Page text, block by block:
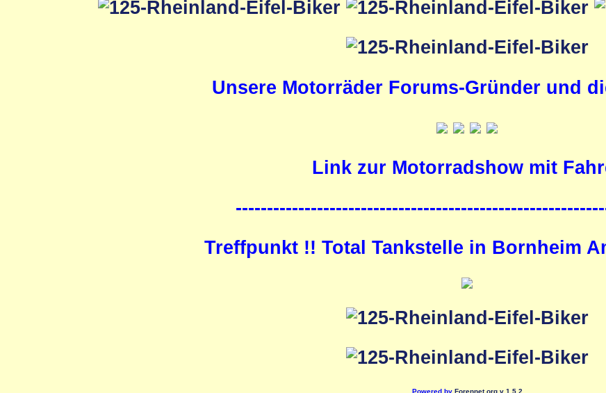
Unsere Motorräder Forums-Gründer und
Link zur Motorradshow mit
Treffpunkt !! Total Tankstelle in Bornheim
Powered by Forennet.org v 1.5.2